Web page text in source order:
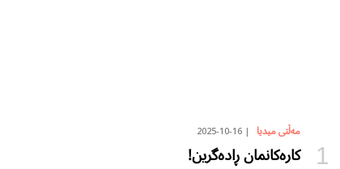
مەڵتی میدیا 2025-10-16
کارەکانمان ڕادەگرین!